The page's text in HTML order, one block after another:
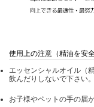
使用上の注意（精油を安
エッセンシャルオイル（
飲んだりしないで下さい。
お子様やペットの手の届